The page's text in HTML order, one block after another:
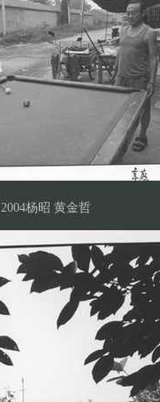
2004杨昭 黄金哲